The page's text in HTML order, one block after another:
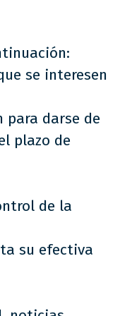
se interesen
darse de
plazo de
de la
su efectiva